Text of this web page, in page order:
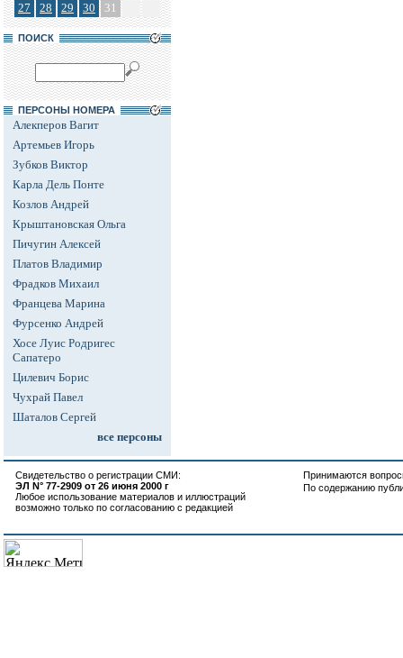
27
28 29 30 31
ПОИСК
ПЕРСОНЫ НОМЕРА
Алекперов Вагит
Артемьев Игорь
Зубков Виктор
Карла Дель Понте
Козлов Андрей
Крыштановская Ольга
Пичугин Алексей
Платов Владимир
Фрадков Михаил
Францева Марина
Фурсенко Андрей
Хосе Луис Родригес
Сапатеро
Цилевич Борис
Чухрай Павел
Шаталов Сергей
все персоны
Свидетельство о регистрации СМИ:
ЭЛ N° 77-2909 от 26 июня 2000 г
Любое использование материалов и иллюстраций
возможно только по согласованию с редакцией
Принимаются
По содержанию